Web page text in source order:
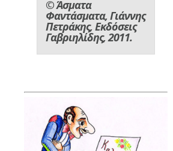
© Άσματα
Φαντάσματα, Γιάννης
Πετράκης, Εκδόσεις
Γαβριηλίδης, 2011.